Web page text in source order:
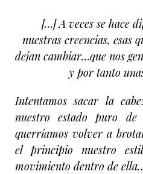
[…] A veces se hace
nuestras creencias, esas
dejan cambiar…que nos
y por tanto
Intentamos sacar la
nuestro estado puro de
querríamos volver a
el principio nuestro
movimiento dentro de